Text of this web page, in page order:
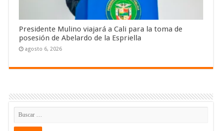
Presidente Mulino viajará a Cali para la toma de
posesión de Abelardo de la Espriella
agosto 6, 2026